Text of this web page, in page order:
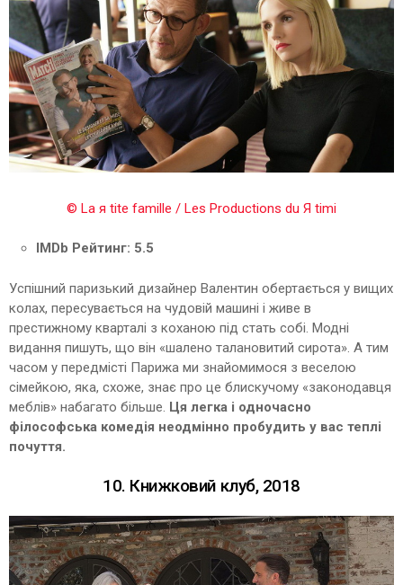
© La я tite famille / Les Productions du Я timi
IMDb Рейтинг: 5.5
Успішний паризький дизайнер Валентин обертається у вищих
колах, пересувається на чудовій машині і живе в
престижному кварталі з коханою під стать собі. Модні
видання пишуть, що він «шалено талановитий сирота». А тим
часом у передмісті Парижа ми знайомимося з веселою
сімейкою, яка, схоже, знає про це блискучому «законодавця
меблів» набагато більше. Ця легка і одночасно
філософська комедія неодмінно пробудить у вас теплі
почуття.
10. Книжковий клуб, 2018